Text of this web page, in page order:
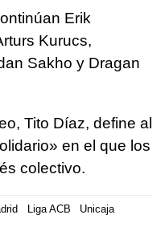
Erik
Kurucs,
Sakho y Dragan
Tito Díaz, define al
en el que los
colectivo.
Liga ACB
Unicaja